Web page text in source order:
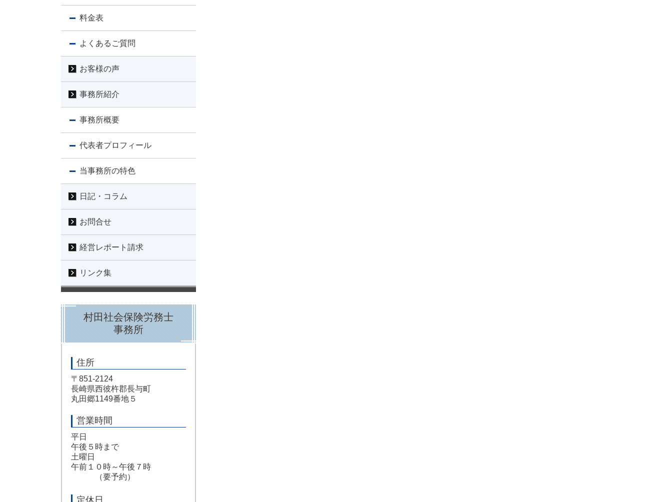
料金表
よくあるご質問
お客様の声
事務所紹介
事務所概要
代表者プロフィール
当事務所の特色
日記・コラム
お問合せ
経営レポート請求
リンク集
村田社会保険労務士
事務所
住所
〒851-2124
長崎県西彼杵郡長与町
丸田郷1149番地５
営業時間
平日
午後５時まで
土曜日
午前１０時～午後７時
（要予約）